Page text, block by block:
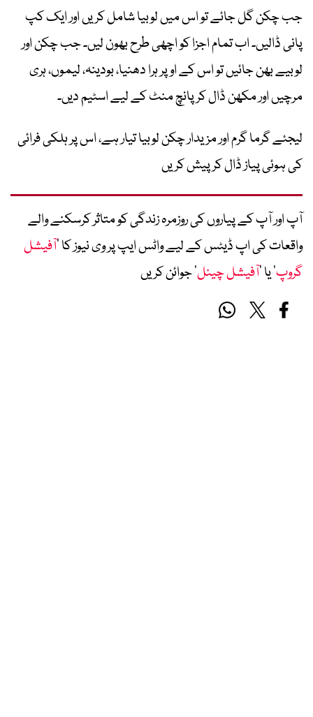
جب چکن گل جائے تو اس میں لوبیا شامل کریں اور ایک کپ
پانی ڈالیں۔ اب تمام اجزا کو اچھی طرح بھون لیں۔ جب چکن اور
لوبیے بھن جائیں تو اس کے اوپر ہرا دھنیا، بودینہ، لیموں، ہری
مرچیں اور مکھن ڈال کر پانچ منٹ کے لیے اسٹیم دیں۔
لیجئے گرما گرم اور مزیدار چکن لوبیا تیار ہے، اس پر ہلکی فرائی
کی ہوئی پیاز ڈال کر پیش کریں
آپ اور آپ کے پیاروں کی روزمرہ زندگی کو متاثر کرسکنے والے
واقعات کی اپ ڈیٹس کے لیے واٹس ایپ پر وی نیوز کا ’آفیشل
گروپ‘ یا ’آفیشل چینل‘ جوائن کریں